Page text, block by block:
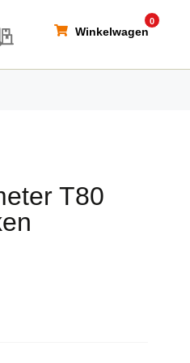
Winkelwagen
0
My Quote
T80